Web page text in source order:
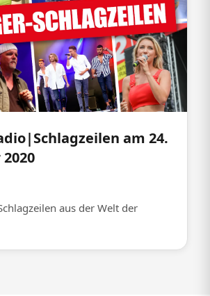
am 24.
aus der Welt der